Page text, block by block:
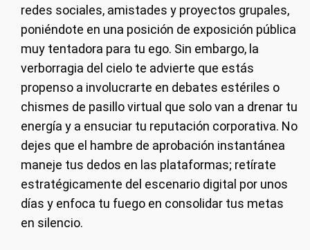
redes sociales, amistades y proyectos grupales,
poniéndote en una posición de exposición pública
muy tentadora para tu ego. Sin embargo, la
verborragia del cielo te advierte que estás
propenso a involucrarte en debates estériles o
chismes de pasillo virtual que solo van a drenar tu
energía y a ensuciar tu reputación corporativa. No
dejes que el hambre de aprobación instantánea
maneje tus dedos en las plataformas; retírate
estratégicamente del escenario digital por unos
días y enfoca tu fuego en consolidar tus metas
en silencio.